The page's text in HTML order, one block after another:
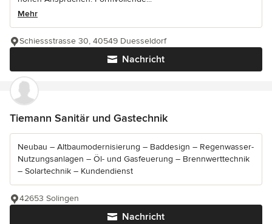
Mehr
Nachricht
Schiessstrasse 30, 40549 Duesseldorf
Tiemann Sanitär und Gastechnik
Neubau – Altbaumodernisierung – Baddesign – Regenwasser-
Nutzungsanlagen – Öl- und Gasfeuerung – Brennwerttechnik
– Solartechnik – Kundendienst
Nachricht
42653 Solingen